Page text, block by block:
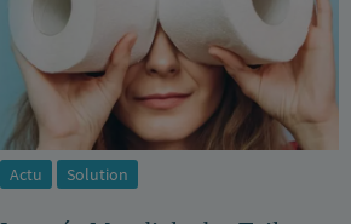
Actu Solution